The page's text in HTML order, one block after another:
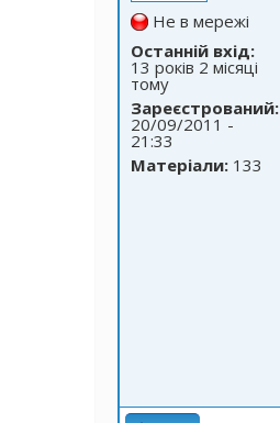
Не в мережі
Останній вхід:
13 років 2 місяці
тому
Зареєстрований:
20/09/2011 -
21:33
Матеріали: 133